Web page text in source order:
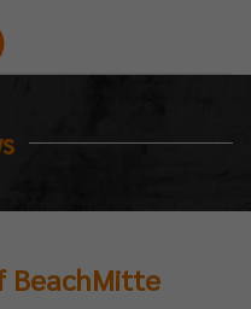
BeachMitte